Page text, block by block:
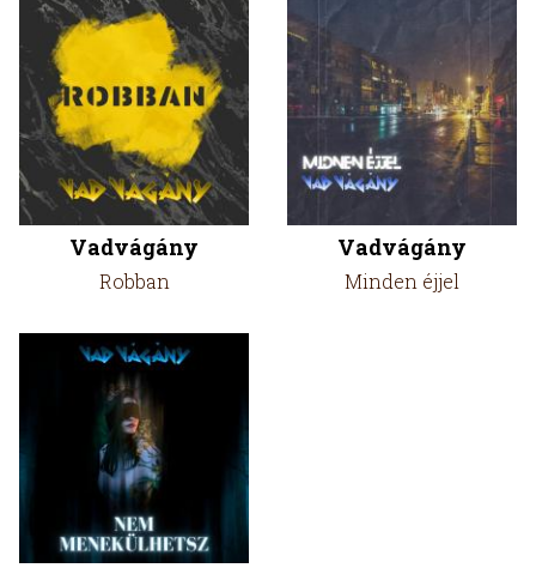
Vadvágány
Robban
Vadvágány
Minden éjjel